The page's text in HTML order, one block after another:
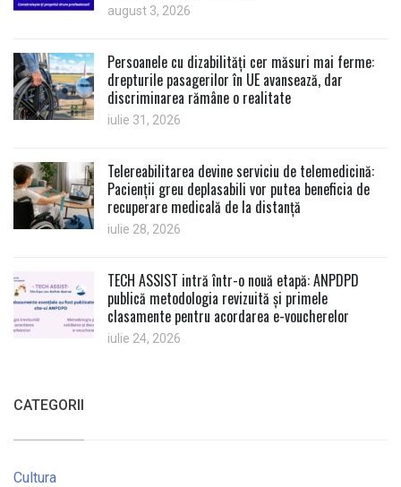
august 3, 2026
Persoanele cu dizabilități cer măsuri mai ferme:
drepturile pasagerilor în UE avansează, dar
discriminarea rămâne o realitate
iulie 31, 2026
Telereabilitarea devine serviciu de telemedicină:
Pacienții greu deplasabili vor putea beneficia de
recuperare medicală de la distanță
iulie 28, 2026
TECH ASSIST intră într-o nouă etapă: ANPDPD
publică metodologia revizuită și primele
clasamente pentru acordarea e-voucherelor
iulie 24, 2026
CATEGORII
Cultura